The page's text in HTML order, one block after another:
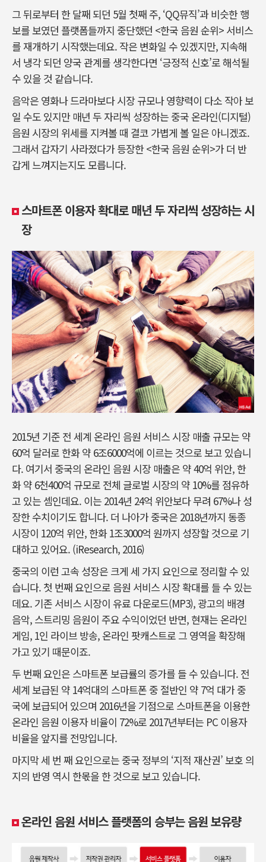
그 뒤로부터 한 달째 되던 5월 첫째 주, ‘QQ뮤직’과 비슷한 행
보를 보였던 플랫폼들까지 중단했던 <한국 음원 순위> 서비스
를 재개하기 시작했는데요. 작은 변화일 수 있겠지만, 지속해
서 냉각 되던 양국 관계를 생각한다면 ‘긍정적 신호’로 해석될
수 있을 것 같습니다.
음악은 영화나 드라마보다 시장 규모나 영향력이 다소 작아 보
일 수도 있지만 매년 두 자리씩 성장하는 중국 온라인(디지털)
음원 시장의 위세를 지켜볼 때 결코 가볍게 볼 일은 아니겠죠.
그래서 갑자기 사라졌다가 등장한 <한국 음원 순위>가 더 반
갑게 느껴지는지도 모릅니다.
스마트폰 이용자 확대로 매년 두 자리씩 성장하는 시
장
2015년 기준 전 세계 온라인 음원 서비스 시장 매출 규모는 약
60억 달러로 한화 약 6조6000억에 이르는 것으로 보고 있습니
다. 여기서 중국의 온라인 음원 시장 매출은 약 40억 위안, 한
화 약 6천400억 규모로 전체 글로벌 시장의 약 10%를 점유하
고 있는 셈인데요. 이는 2014년 24억 위안보다 무려 67%나 성
장한 수치이기도 합니다. 더 나아가 중국은 2018년까지 동종
시장이 120억 위안, 한화 1조3000억 원까지 성장할 것으로 기
대하고 있어요. (iResearch, 2016)
중국의 이런 고속 성장은 크게 세 가지 요인으로 정리할 수 있
습니다. 첫 번째 요인으로 음원 서비스 시장 확대를 들 수 있는
데요. 기존 서비스 시장이 유료 다운로드(MP3), 광고의 배경
음악, 스트리밍 음원이 주요 수익이었던 반면, 현재는 온라인
게임, 1인 라이브 방송, 온라인 팟캐스트로 그 영역을 확장해
가고 있기 때문이죠.
두 번째 요인은 스마트폰 보급률의 증가를 들 수 있습니다. 전
세계 보급된 약 14억대의 스마트폰 중 절반인 약 7억 대가 중
국에 보급되어 있으며 2016년을 기점으로 스마트폰을 이용한
온라인 음원 이용자 비율이 72%로 2017년부터는 PC 이용자
비율을 앞지를 전망입니다.
마지막 세 번 째 요인으로는 중국 정부의 ‘지적 재산권’ 보호 의
지의 반영 역시 한몫을 한 것으로 보고 있습니다.
온라인 음원 서비스 플랫폼의 승부는 음원 보유량